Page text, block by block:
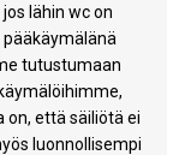
lähin wc on
tutustumaan
on, että säiliötä ei
luonnollisempi